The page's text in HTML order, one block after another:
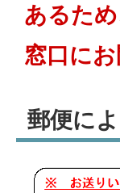
あるた
窓口にお
郵便に